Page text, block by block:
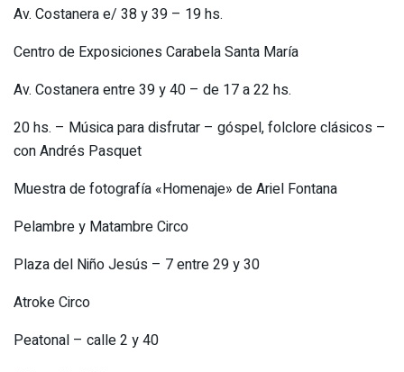
Av. Costanera e/ 38 y 39 – 19 hs.
Centro de Exposiciones Carabela Santa María
Av. Costanera entre 39 y 40 – de 17 a 22 hs.
20 hs. – Música para disfrutar – góspel, folclore clásicos –
con Andrés Pasquet
Muestra de fotografía «Homenaje» de Ariel Fontana
Pelambre y Matambre Circo
Plaza del Niño Jesús – 7 entre 29 y 30
Atroke Circo
Peatonal – calle 2 y 40